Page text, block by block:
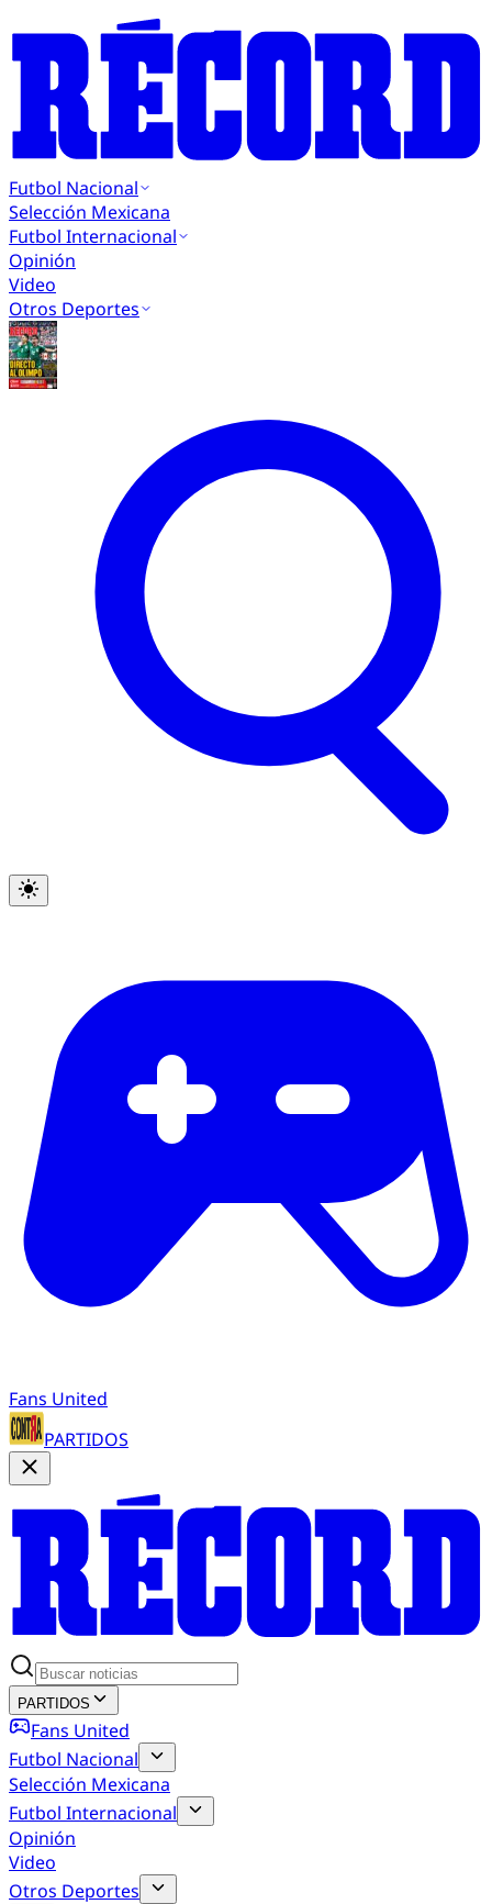
Futbol Nacional
Selección Mexicana
Futbol Internacional
Opinión
Video
Otros Deportes
Fans United
PARTIDOS
PARTIDOS
Fans United
Futbol Nacional
Selección Mexicana
Futbol Internacional
Opinión
Video
Otros Deportes